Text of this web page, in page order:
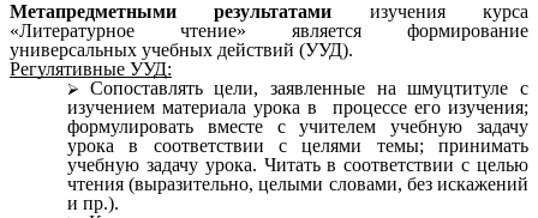
Метапредметными результатами изучения курса
«Литературное чтение» является формирование
универсальных учебных действий (УУД).
Регулятивные УУД:
Сопоставлять цели, заявленные на шмуцтитуле с
изучением материала урока в процессе его изучения;
формулировать вместе с учителем учебную задачу
урока в соответствии с целями темы; принимать
учебную задачу урока. Читать в соответствии с целью
чтения (выразительно, целыми словами, без искажений
и пр.).